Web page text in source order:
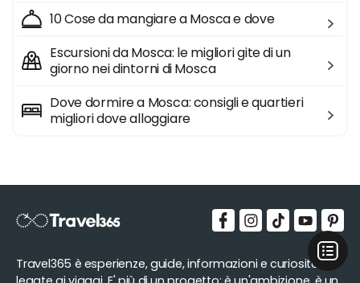
10 Cose da mangiare a Mosca e dove
Escursioni da Mosca: le migliori gite di un
giorno nei dintorni di Mosca
Dove dormire a Mosca: consigli e quartieri
migliori dove alloggiare
Travel365 è esperienze, guide, informazioni e curiosità